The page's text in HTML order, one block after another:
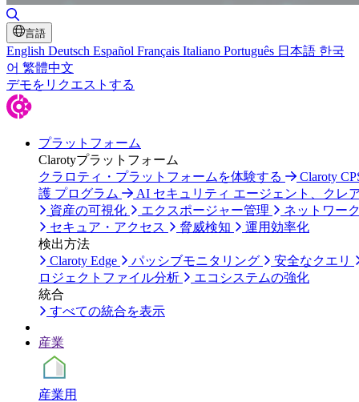
言語
English Deutsch Español Français Italiano Português 日本語 한국
어 繁體中文
デモをリクエストする
プラットフォーム
Clarotyプラットフォーム
クラロティ・プラットフォームを体験する
Claroty
護 プログラム
AI セキュリティ エージェント、クレ
資産の可視化
エクスポージャー管理
ネットワー
セキュア・アクセス
脅威検知
運用効率化
検出方法
Claroty Edge
パッシブモニタリング
安全なクエリ
ロジェクトファイル分析
エコシステムの強化
統合
すべての統合を表示
産業
産業用